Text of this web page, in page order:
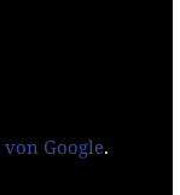
Google.